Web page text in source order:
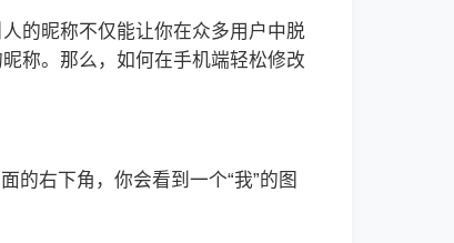
的昵称不仅能让你在众多用户中脱
称。那么，如何在手机端轻松修改
的右下角，你会看到一个“我”的图